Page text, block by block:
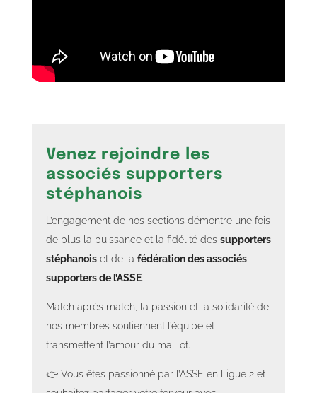
Venez rejoindre les
associés supporters
stéphanois
L’engagement de nos sections démontre une fois
de plus la puissance et la fidélité des supporters
stéphanois et de la fédération des associés
supporters de l’ASSE.
Match après match, la passion et la solidarité de
nos membres soutiennent l’équipe et
transmettent l’amour du maillot.
👉 Vous êtes passionné par l’ASSE en Ligue 2 et